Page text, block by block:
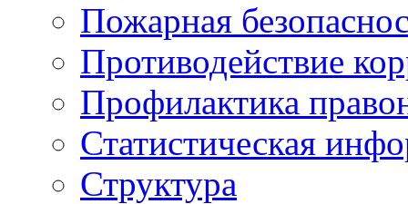
Пожарная
Противодействие
Профилактика
Статистическая
Структура